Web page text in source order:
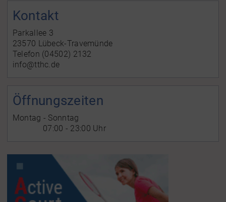
Kontakt
Parkallee 3
23570 Lübeck-Travemünde
Telefon (04502) 2132
info@tthc.de
Öffnungszeiten
Montag - Sonntag
07:00 - 23:00 Uhr